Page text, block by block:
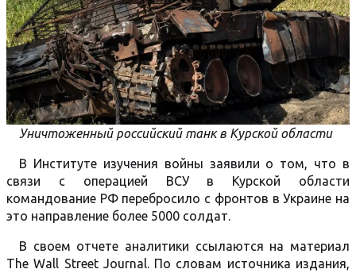
Уничтоженный российский танк в Курской области
В Институте изучения войны заявили о том, что в
связи с операцией ВСУ в Курской области
командование РФ перебросило с фронтов в Украине на
это направление более 5000 солдат.
В своем отчете аналитики ссылаются на материал
The Wall Street Journal. По словам источника издания,